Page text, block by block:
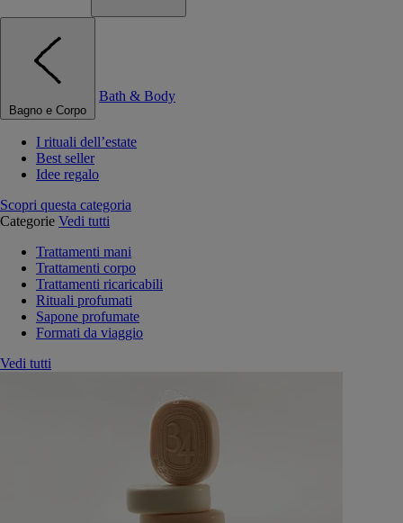
Bagno e Corpo
Bath & Body
I rituali dell’estate
Best seller
Idee regalo
Scopri questa categoria
Categorie Vedi tutti
Trattamenti mani
Trattamenti corpo
Trattamenti ricaricabili
Rituali profumati
Sapone profumate
Formati da viaggio
Vedi tutti